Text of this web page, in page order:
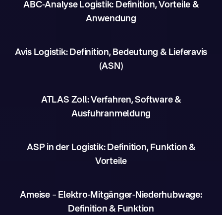
ABC-Analyse Logistik: Definition, Vorteile &
Anwendung
Avis Logistik: Definition, Bedeutung & Lieferavis
(ASN)
ATLAS Zoll: Verfahren, Software &
Ausfuhranmeldung
ASP in der Logistik: Definition, Funktion &
Vorteile
Ameise – Elektro-Mitgänger-Niederhubwage:
Definition & Funktion